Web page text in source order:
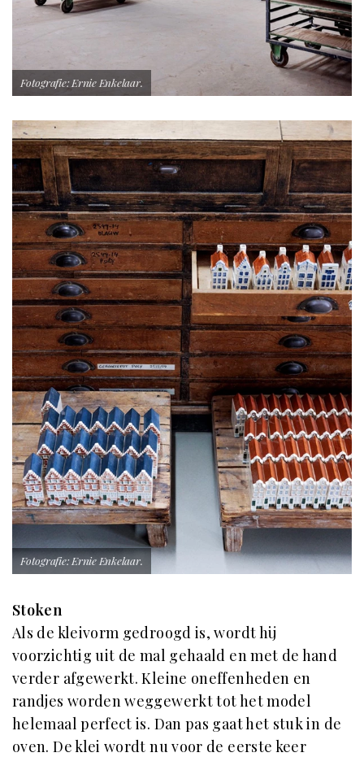
Fotografie: Ernie Enkelaar.
Fotografie: Ernie Enkelaar.
Stoken
Als de kleivorm gedroogd is, wordt hij
voorzichtig uit de mal gehaald en met de hand
verder afgewerkt. Kleine oneffenheden en
randjes worden weggewerkt tot het model
helemaal perfect is. Dan pas gaat het stuk in de
oven. De klei wordt nu voor de eerste keer